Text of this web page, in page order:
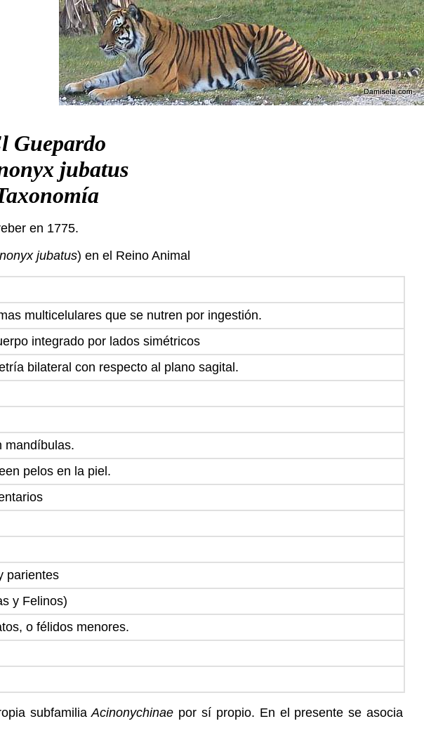
Guepardo
jubatus
en 1775.
jubatus) en el Reino Animal
multicelulares que se nutren por ingestión.
integrado por lados simétricos
bilateral con respecto al plano sagital.
mandíbulas.
pelos en la piel.
parientes
y Felinos)
o félidos menores.
subfamiliaAcinonychinae por sí propio. En el presente se asocia